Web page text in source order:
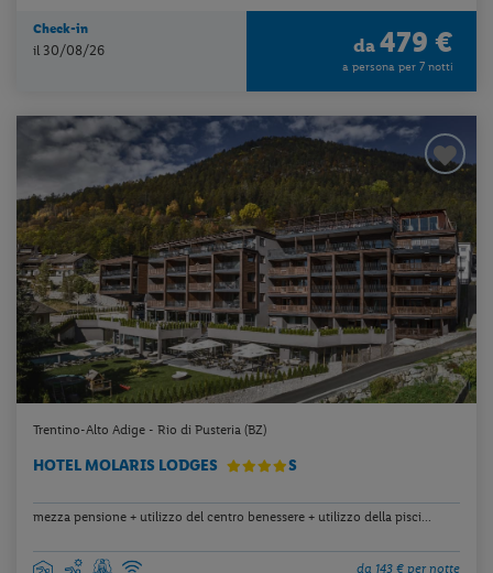
Check-in
il 30/08/26 da 479 €
a persona per 7 notti
Trentino-Alto Adige - Rio di Pusteria (BZ)
HOTEL MOLARIS LODGES S
mezza pensione + utilizzo del centro benessere + utilizzo della pisci...
da 143 € per notte